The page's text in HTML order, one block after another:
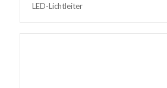
LED-Lichtleiter